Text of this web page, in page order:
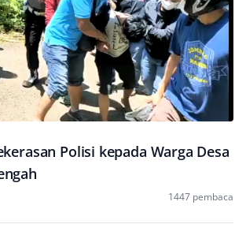
Polisi kepada Warga Desa
1447 pembaca